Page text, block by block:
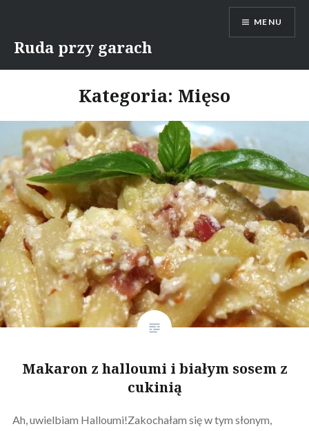
content
Ruda przy garach
MENU
Kategoria: Mięso
Makaron z halloumi i białym sosem z
cukinią
Ah, uwielbiam Halloumi!Zakochałam się w tym słonym,